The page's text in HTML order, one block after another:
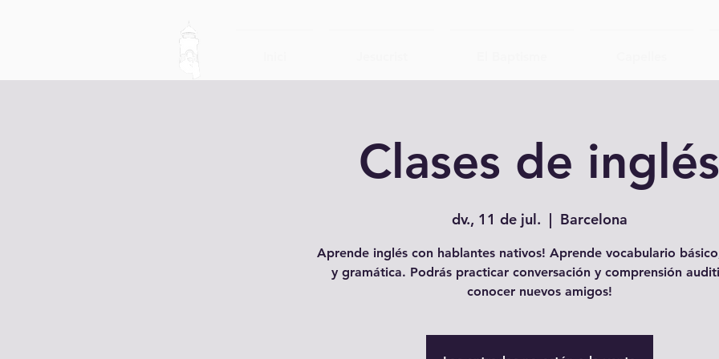
Clases de inglés
dv., 11 de jul.
  |
Barcelona
Aprende inglés con hablantes nativos! Aprende vocabulario
y gramática. Podrás practicar conversación y comprensión
conocer nuevos amigos!